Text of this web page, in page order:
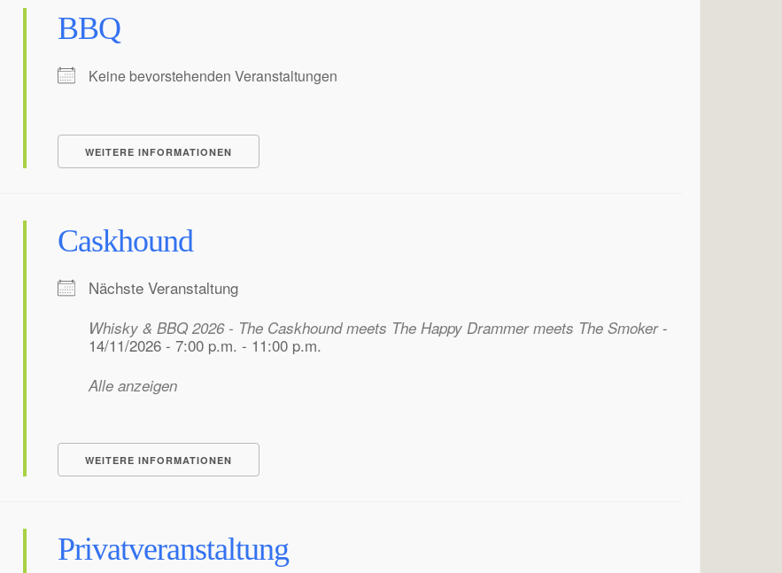
BBQ
Keine bevorstehenden Veranstaltungen
WEITERE INFORMATIONEN
Caskhound
Nächste Veranstaltung
Whisky & BBQ 2026 - The Caskhound meets The Happy Drammer meets The Smoker-
14/11/2026 - 7:00 p.m. - 11:00 p.m.
Alle anzeigen
WEITERE INFORMATIONEN
Privatveranstaltung